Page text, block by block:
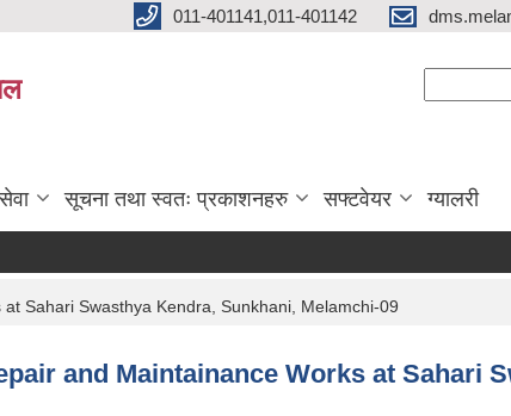
011-401141,011-401142
सूचना तथा स्वतः प्रकाशनहरु सफ्टवेयर ग्यालरी
Sahari Swasthya Kendra, Sunkhani, Melamchi-09
and Maintainance Works at Sahari